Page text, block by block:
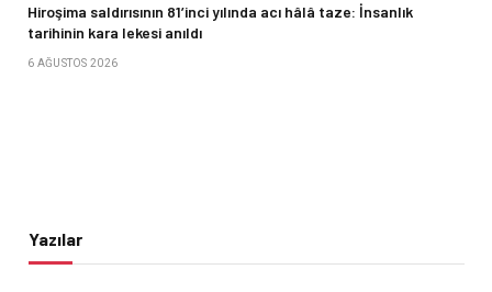
Hiroşima saldırısının 81’inci yılında acı hâlâ taze: İnsanlık
tarihinin kara lekesi anıldı
6 AĞUSTOS 2026
Yazılar